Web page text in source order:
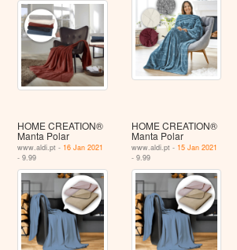
HOME CREATION®
Manta Polar
www.aldi.pt - 16 Jan 2021
- 9.99
HOME CREATION®
Manta Polar
www.aldi.pt - 15 Jan 2021
- 9.99